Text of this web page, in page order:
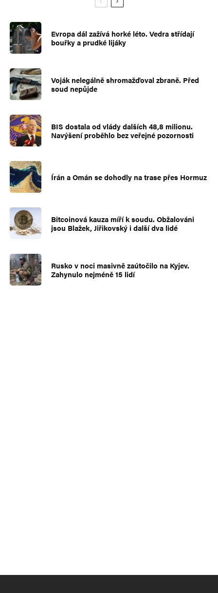
Evropa dál zažívá horké léto. Vedra střídají
bouřky a prudké lijáky
Voják nelegálně shromažďoval zbraně. Před
soud nepůjde
BIS dostala od vlády dalších 48,8 milionu.
Navýšení proběhlo bez veřejné pozornosti
Írán a Omán se dohodly na trase přes Hormuz
Bitcoinová kauza míří k soudu. Obžalováni
jsou Blažek, Jiřikovský i další dva lidé
Rusko v noci masivně zaútočilo na Kyjev.
Zahynulo nejméně 15 lidí